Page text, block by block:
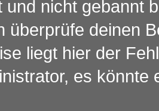
und nicht gebannt
überprüfe deinen
liegt hier der
es könnte